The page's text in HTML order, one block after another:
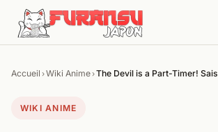
Aller au contenu
Accueil ›Wiki Anime›The Devil is a Part-Timer!
WIKI ANIME